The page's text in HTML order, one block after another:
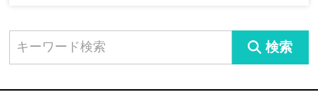
検索